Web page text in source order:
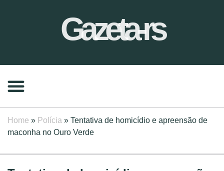
Gazeta-rs
Home » Polícia » Tentativa de homicídio e apreensão de
maconha no Ouro Verde